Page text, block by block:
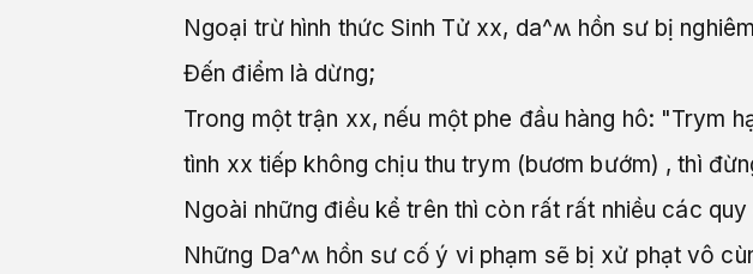
Ngoại trừ hình thức Sinh Tử xx, da^ʍ hồn sư bị
Đến điểm là dừng;
Trong một trận xx, nếu một phe đầu hàng hô: "Trym
tình xx tiếp không chịu thu trym (bươm bướm) , thì
Ngoài những điều kể trên thì còn rất rất nhiều các quy
Những Da^ʍ hồn sư cố ý vi phạm sẽ bị xử phạt vô